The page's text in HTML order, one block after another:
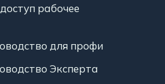
рабочее
для профи
Эксперта